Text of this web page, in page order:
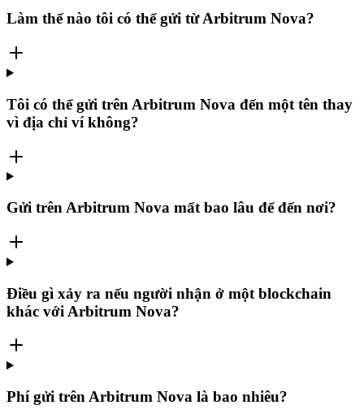
Làm thế nào tôi có thể gửi từ Arbitrum Nova?
Tôi có thể gửi trên Arbitrum Nova đến một tên thay
vì địa chỉ ví không?
Gửi trên Arbitrum Nova mất bao lâu để đến nơi?
Điều gì xảy ra nếu người nhận ở một blockchain
khác với Arbitrum Nova?
Phí gửi trên Arbitrum Nova là bao nhiêu?